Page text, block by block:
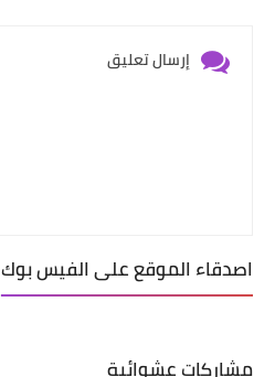
إرسال تعليق
اصدقاء الموقع على الفيس بوك
مشاركات عشوائية